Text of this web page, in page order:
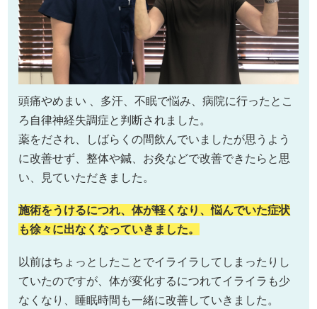
頭痛やめまい 、多汗、不眠で悩み、病院に行ったとこ
ろ自律神経失調症と判断されました。
薬をだされ、しばらくの間飲んでいましたが思うよう
に改善せず、整体や鍼、お灸などで改善できたらと思
い、見ていただきました。
施術をうけるにつれ、体が軽くなり、悩んでいた症状
も徐々に出なくなっていきました。
以前はちょっとしたことでイライラしてしまったりし
ていたのですが、体が変化するにつれてイライラも少
なくなり、睡眠時間も一緒に改善していきました。